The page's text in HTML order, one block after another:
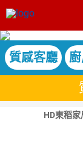
質感客廳
HD東稻家